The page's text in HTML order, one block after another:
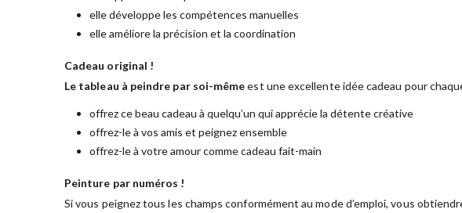
elle développe les compétences manuelles
elle améliore la précision et la coordination
Cadeau original !
Le tableau à peindre par soi-mêmeest une excellente idée cadeau pour
offrez ce beau cadeau à quelqu’un qui apprécie la détente créative
offrez-le à vos amis et peignez ensemble
offrez-le à votre amour comme cadeau fait-main
Peinture par numéros !
Si vous peignez tous les champs conformément au mode d’emploi, vous